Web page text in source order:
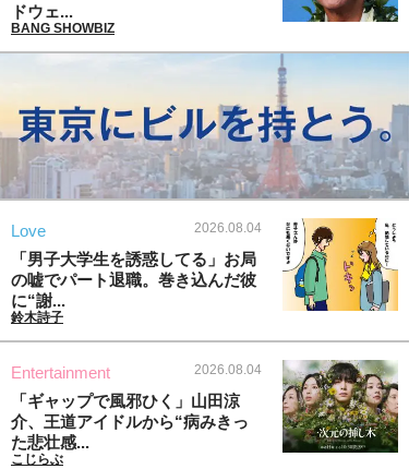
ドウェ...
BANG SHOWBIZ
Love 2026.08.04
「男子大学生を誘惑してる」お局
の嘘でパート退職。巻き込んだ彼
に“謝...
鈴木詩子
Entertainment 2026.08.04
「ギャップで風邪ひく」山田涼
介、王道アイドルから“病みきっ
た悲壮感...
こじらぶ